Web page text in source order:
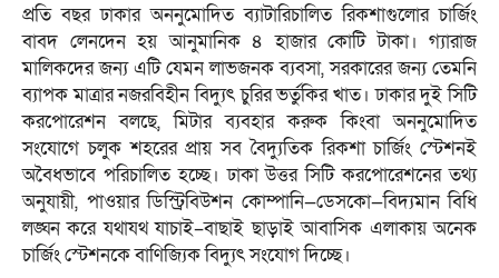
প্রতি বছর ঢাকার অননুমোদিত ব্যাটারিচালিত রিকশাগুলোর চার্জিং
বাবদ লেনদেন হয় আনুমানিক ৪ হাজার কোটি টাকা। গ্যারাজ
মালিকদের জন্য এটি যেমন লাভজনক ব্যবসা, সরকারের জন্য তেমনি
ব্যাপক মাত্রার নজরবিহীন বিদ্যুৎ চুরির ভর্তুকির খাত। ঢাকার দুই সিটি
করপোরেশন বলছে, মিটার ব্যবহার করুক কিংবা অননুমোদিত
সংযোগে চলুক শহরের প্রায় সব বৈদ্যুতিক রিকশা চার্জিং স্টেশনই
অবৈধভাবে পরিচালিত হচ্ছে। ঢাকা উত্তর সিটি করপোরেশনের তথ্য
অনুযায়ী, পাওয়ার ডিস্ট্রিবিউশন কোম্পানি—ডেসকো—বিদ্যমান বিধি
লঙ্ঘন করে যথাযথ যাচাই–বাছাই ছাড়াই আবাসিক এলাকায় অনেক
চার্জিং স্টেশনকে বাণিজ্যিক বিদ্যুৎ সংযোগ দিচ্ছে।